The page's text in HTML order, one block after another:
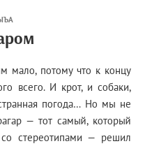
мало, потому что к концу
всего. И крот, и собаки,
погода… Но мы не
— тот самый, который
стереотипами — решил